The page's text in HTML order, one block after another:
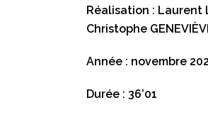
Réalisation : Laurent
Christophe
Année : novembre
Durée : 36’01